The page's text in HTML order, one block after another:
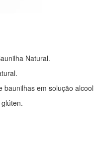
Natural.
em solução